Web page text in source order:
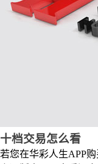
十档交易怎么看
若您在华彩人生APP